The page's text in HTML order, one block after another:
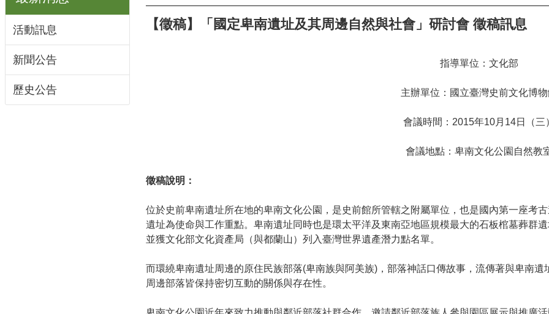
活動訊息
新聞公告
歷史公告
【徵稿】「國定卑南遺址及其周邊自然與社會」研討會 徵稿訊息
指導單位：文化部
主辦單位：國立臺灣史前文化博
會議時間：2015年10月14日（三
會議地點：卑南文化公園自然教
徵稿說明：
位於史前卑南遺址所在地的卑南文化公園，是史前館所管轄之附屬單位，也是國內第一座考
遺址為使命與工作重點。卑南遺址同時也是環太平洋及東南亞地區規模最大的石板棺墓葬群
並獲文化部文化資產局（與都蘭山）列入臺灣世界遺產潛力點名單。
而環繞卑南遺址周邊的原住民族部落(卑南族與阿美族)，部落神話口傳故事，流傳著與卑南
周邊部落皆保持密切互動的關係與存在性。